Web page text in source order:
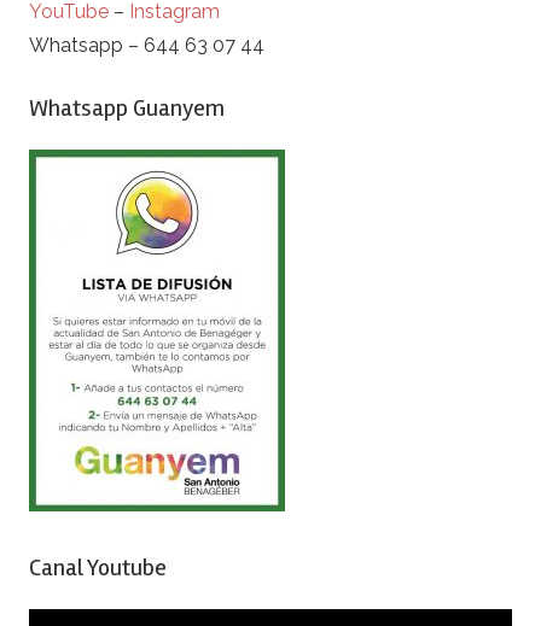
YouTube – Instagram
Whatsapp – 644 63 07 44
Whatsapp Guanyem
Canal Youtube